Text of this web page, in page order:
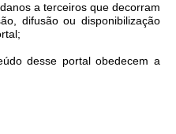
a terceiros que decorram
difusão ou disponibilização
desse portal obedecem a